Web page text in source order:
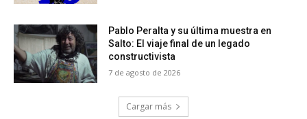
Pablo Peralta y su última muestra en
Salto: El viaje final de un legado
constructivista
7 de agosto de 2026
Cargar más